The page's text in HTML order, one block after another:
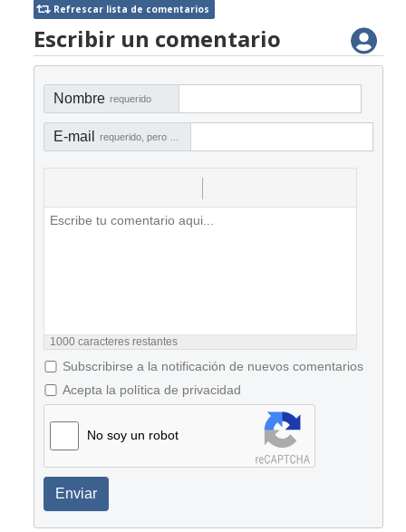
Refrescar lista de comentarios
Escribir un comentario
Nombre requerido
E-mail
1000 caracteres restantes
Subscribirse a la notificación de nuevos comentarios
Acepta la política de privacidad
No soy un robot
Enviar